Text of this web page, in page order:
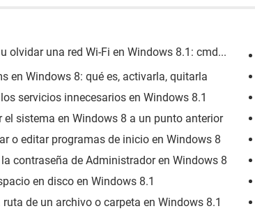
olvidar una red Wi-Fi en Windows 8.1: cmd...
en Windows 8: qué es, activarla, quitarla
servicios innecesarios en Windows 8.1
el sistema en Windows 8 a un punto anterior
o editar programas de inicio en Windows 8
contraseña de Administrador en Windows 8
en disco en Windows 8.1
de un archivo o carpeta en Windows 8.1